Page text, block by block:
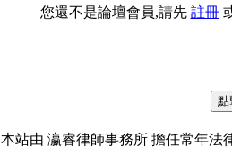
您還不是論壇會員,請先 註冊
本站由 瀛睿律師事務所 擔任常年法